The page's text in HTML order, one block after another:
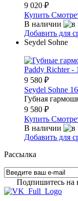
9 020 ₽
Купить
В наличии
Добавить для
Seydel Sohne
9 580 ₽
Seydel Sohne
Губная
9 580 ₽
Купить
В наличии
Добавить для
Рассылка
Подпишитесь на